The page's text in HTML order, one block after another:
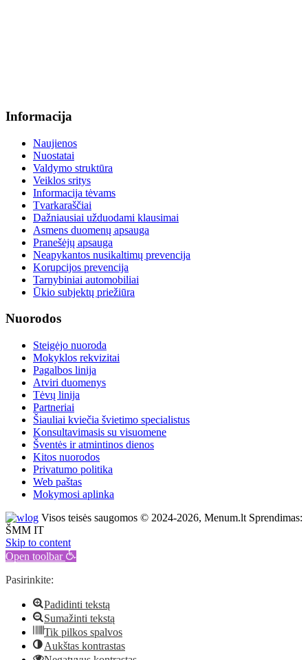
Informacija
Naujienos
Nuostatai
Valdymo struktūra
Veiklos sritys
Informacija tėvams
Tvarkaraščiai
Dažniausiai užduodami klausimai
Asmens duomenų apsauga
Pranešėjų apsauga
Neapykantos nusikaltimų prevencija
Korupcijos prevencija
Tarnybiniai automobiliai
Ūkio subjektų priežiūra
Nuorodos
Steigėjo nuoroda
Mokyklos rekvizitai
Pagalbos linija
Atviri duomenys
Tėvų linija
Partneriai
Šiauliai kviečia švietimo specialistus
Konsultavimasis su visuomene
Šventės ir atmintinos dienos
Kitos nuorodos
Privatumo politika
Web paštas
Mokymosi aplinka
Visos teisės saugomos © 2024-2026, Menum.lt Sprendimas:
ŠMM IT
Skip to content
Open toolbar
Pasirinkite:
Padidinti tekstą
Sumažinti tekstą
Tik pilkos spalvos
Aukštas kontrastas